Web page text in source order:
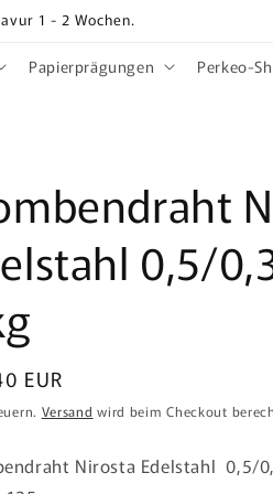
1 - 2 Wochen.
Papierprägungen Perkeo-
0,5/
EUR
Versand wird beim Checkout
Nirosta Edelstahl 0,5/